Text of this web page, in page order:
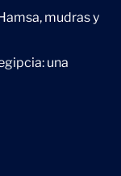
mudras y
una